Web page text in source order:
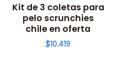
Kit de 3 coletas para
pelo scrunchies
chile en oferta
$10.419